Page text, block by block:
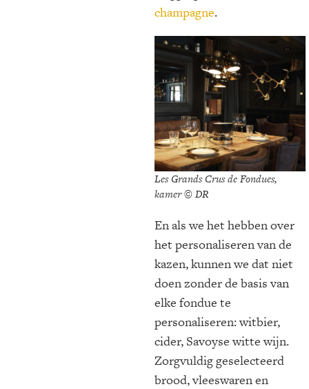
champagne.
Les Grands Crus de Fondues,
kamer © DR
En als we het hebben over
het personaliseren van de
kazen, kunnen we dat niet
doen zonder de basis van
elke fondue te
personaliseren: witbier,
cider, Savoyse witte wijn.
Zorgvuldig geselecteerd
brood, vleeswaren en